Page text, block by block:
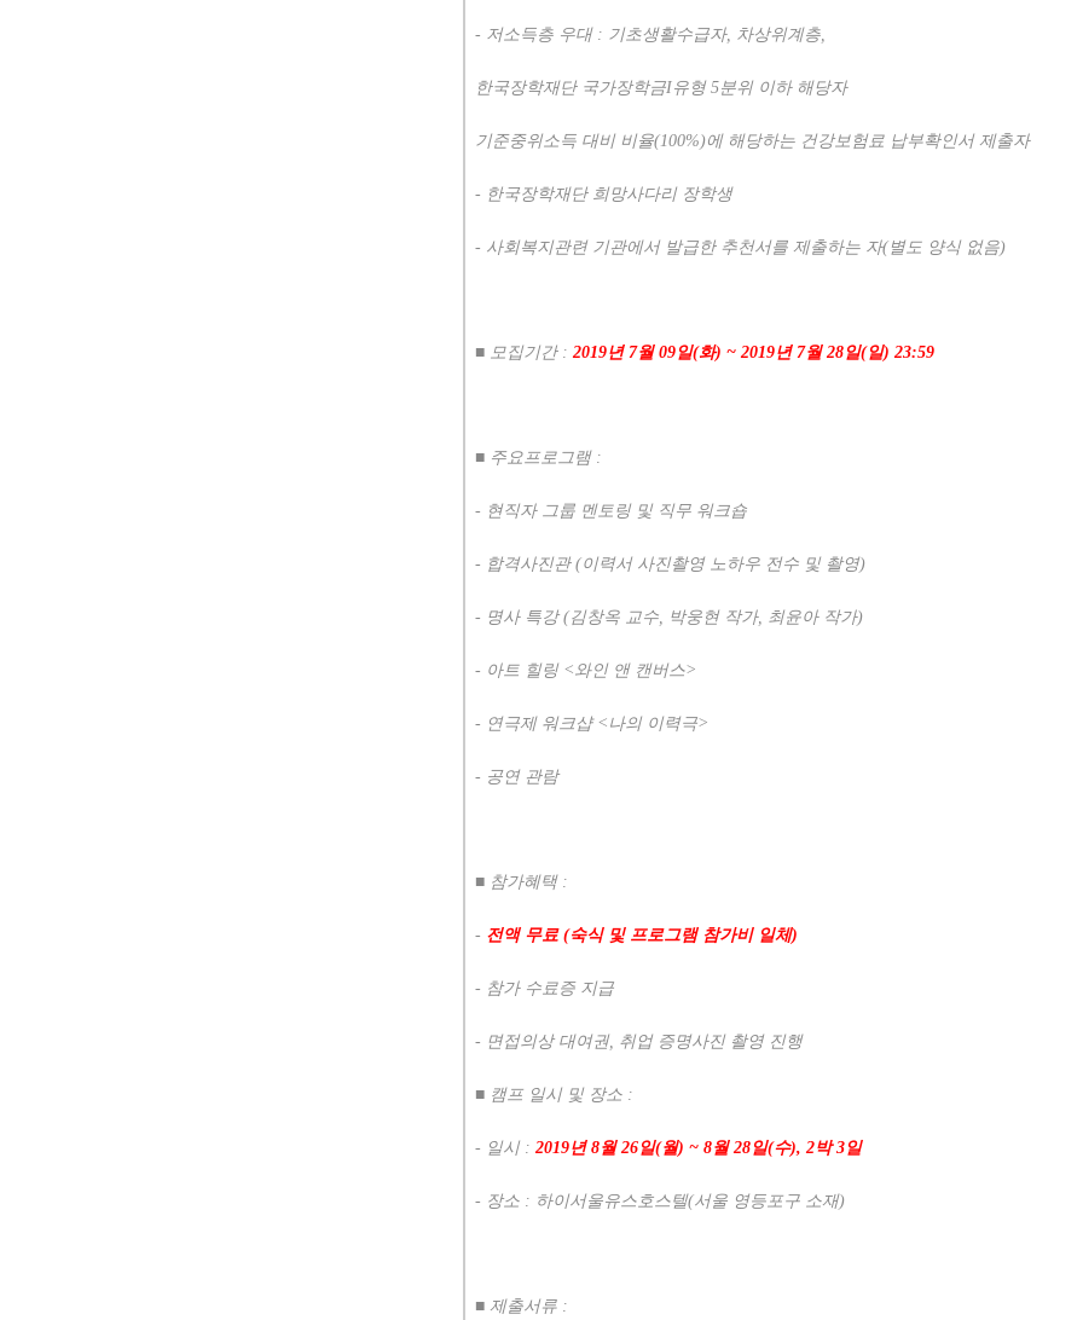
- 저소득층 우대 : 기초생활수급자, 차상위계층,
한국장학재단 국가장학금I유형 5분위 이하 해당자
기준중위소득 대비 비율(100%)에 해당하는 건강보험료 납부확인서 제출자
- 한국장학재단 희망사다리 장학생
- 사회복지관련 기관에서 발급한 추천서를 제출하는 자(별도 양식 없음)
■ 모집기간 : 2019년 7월 09일(화) ~ 2019년 7월 28일(일) 23:59
■ 주요프로그램 :
- 현직자 그룹 멘토링 및 직무 워크숍
- 합격사진관 (이력서 사진촬영 노하우 전수 및 촬영)
- 명사 특강(김창옥 교수, 박웅현 작가, 최윤아 작가)
- 아트 힐링 <와인 앤 캔버스>
- 연극제 워크샵 < 나의 이력극>
- 공연 관람
■ 참가혜택 :
- 전액 무료 (숙식 및 프로그램 참가비 일체)
- 참가 수료증 지급
- 면접의상 대여권, 취업 증명사진 촬영 진행
■ 캠프 일시 및 장소 :
- 일시 : 2019년 8월 26일(월) ~ 8월 28일(수), 2박3일
- 장소 : 하이서울유스호스텔(서울 영등포구 소재)
■ 제출서류 :